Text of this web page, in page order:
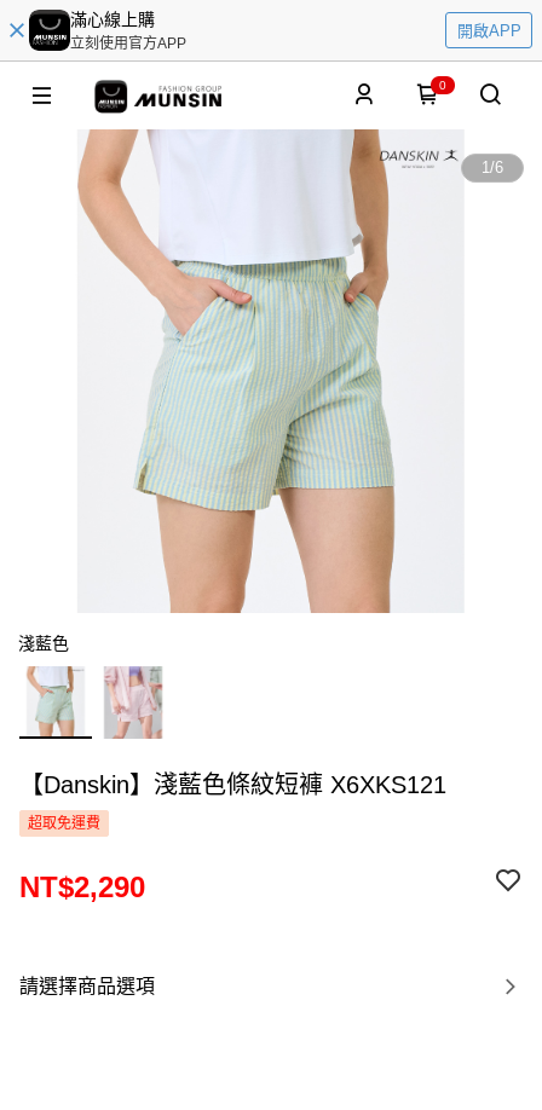
滿心線上購
立刻使用官方APP
開啟APP
0
1/6
淺藍色
【Danskin】淺藍色條紋短褲 X6XKS121
超取免運費
NT$2,290
請選擇商品選項